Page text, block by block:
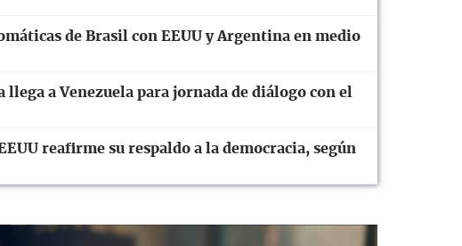
de Brasil con EEUU y Argentina en medio
a Venezuela para jornada de diálogo con el
reafirme su respaldo a la democracia, según